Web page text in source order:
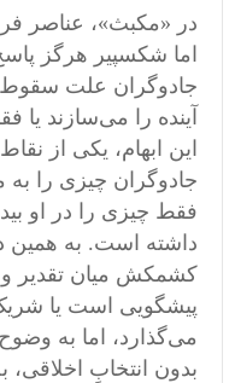
در «مکبث»، عناصر
اما شکسپیر هرگز
جادوگران علت سقوط‌
آینده را می‌سازند یا
این ابهام، یکی از
جادوگران چیزی را به
فقط چیزی را در او
داشته است. به همین
کشمکش میان تقدیر و
پیشگویی است یا
می‌گذارد، اما به
بدون انتخابِ